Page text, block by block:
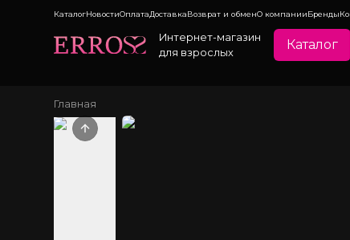
КаталогНовостиОплатаДоставкаВозврат и обменО компанииБренды
Интернет-магазин
для взрослых
Каталог
Главная
Previous slide